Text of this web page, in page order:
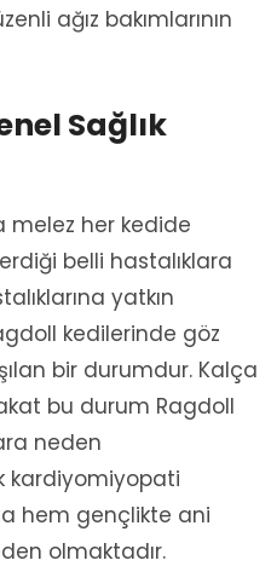
ağız bakımlarının
Sağlık
melez her kedide
belli hastalıklara
yatkın
kedilerinde göz
bir durumdur. Kalça
bu durum Ragdoll
neden
kardiyomiyopati
hem gençlikte ani
olmaktadır.